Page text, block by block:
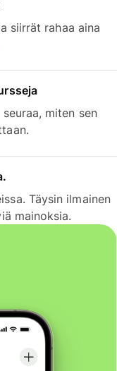
siirrät rahaa aina
miten sen
Täysin ilmainen
mainoksia.